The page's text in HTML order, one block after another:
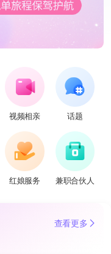
视频相亲 话题
红娘服务 兼职合伙人
查看更多